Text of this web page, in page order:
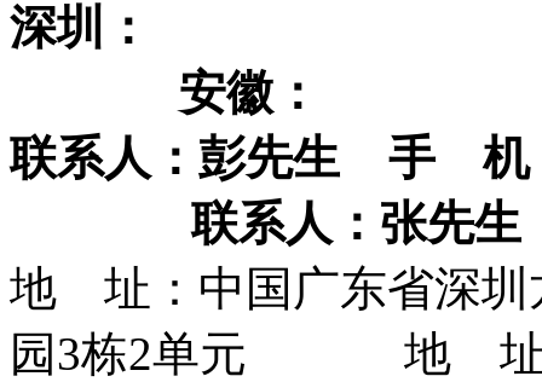
深
安
联系人：彭先生
手
联系人：张先生
地 址：中国广东省深圳
园3栋2单元 地 址：